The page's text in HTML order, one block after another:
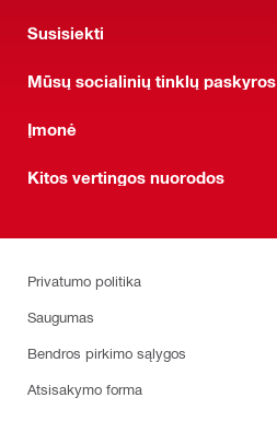
Susisiekti
Mūsų socialinių tinklų paskyros
Įmonė
Kitos vertingos nuorodos
Privatumo politika
Saugumas
Bendros pirkimo sąlygos
Atsisakymo forma